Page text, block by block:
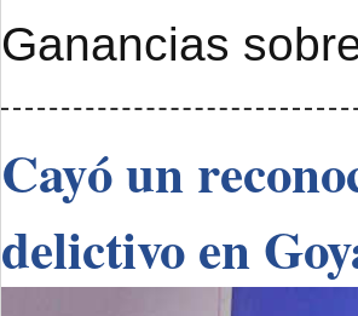
Ganancias
Cayó un
delictivo en